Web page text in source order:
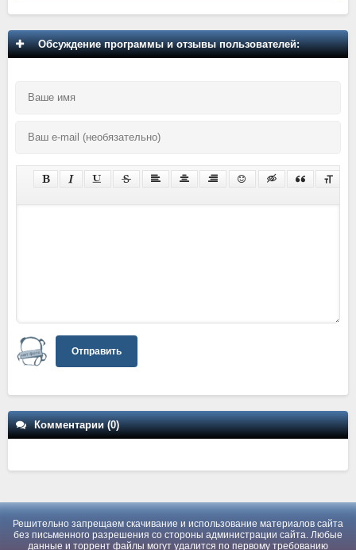
Обсуждение программы и отзывы пользователей:
Отправить
Комментарии (0)
Решительно запрещаем скачивание и использование материалов сайта
без письменного разрешения со стороны администрации сайта. Любые
данные и торрент файлы могут удалится по первому требованию